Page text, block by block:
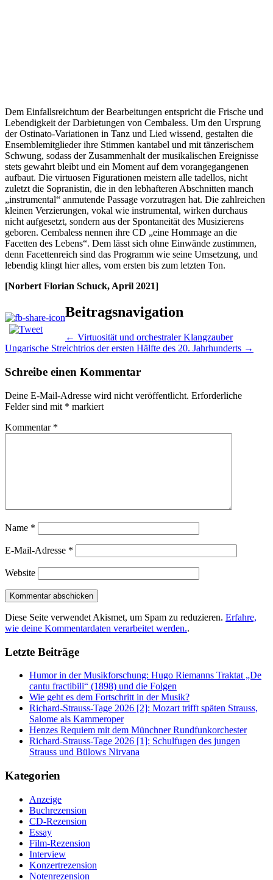
Dem Einfallsreichtum der Bearbeitungen entspricht die Frische und
Lebendigkeit der Darbietungen von Cembaless. Um den Ursprung
der Ostinato-Variationen in Tanz und Lied wissend, gestalten die
Ensemblemitglieder ihre Stimmen kantabel und mit tänzerischem
Schwung, sodass der Zusammenhalt der musikalischen Ereignisse
stets gewahrt bleibt und ein Moment auf dem vorangegangenen
aufbaut. Die virtuosen Figurationen meistern alle tadellos, nicht
zuletzt die Sopranistin, die in den lebhafteren Abschnitten manch
„instrumental“ anmutende Passage vorzutragen hat. Die zahlreichen
kleinen Verzierungen, vokal wie instrumental, wirken durchaus
nicht aufgesetzt, sondern aus der Spontaneität des Musizierens
geboren. Cembaless nennen ihre CD „eine Hommage an die
Facetten des Lebens“. Dem lässt sich ohne Einwände zustimmen,
denn Facettenreich sind das Programm wie seine Umsetzung, und
lebendig klingt hier alles, vom ersten bis zum letzten Ton.
[Norbert Florian Schuck, April 2021]
Beitragsnavigation
← Virtuosität und orchestraler Klangzauber
Ungarische Streichtrios der ersten Hälfte des 20. Jahrhunderts →
Schreibe einen Kommentar
Deine E-Mail-Adresse wird nicht veröffentlicht. Erforderliche
Felder sind mit * markiert
Kommentar *
Name *
E-Mail-Adresse *
Website
Diese Seite verwendet Akismet, um Spam zu reduzieren. Erfahre,
wie deine Kommentardaten verarbeitet werden..
Letzte Beiträge
Humor in der Musikforschung: Hugo Riemanns Traktat „De
cantu fractibili“ (1898) und die Folgen
Wie geht es dem Fortschritt in der Musik?
Richard-Strauss-Tage 2026 [2]: Mozart trifft späten Strauss,
Salome als Kammeroper
Henzes Requiem mit dem Münchner Rundfunkorchester
Richard-Strauss-Tage 2026 [1]: Schulfugen des jungen
Strauss und Bülows Nirvana
Kategorien
Anzeige
Buchrezension
CD-Rezension
Essay
Film-Rezension
Interview
Konzertrezension
Notenrezension